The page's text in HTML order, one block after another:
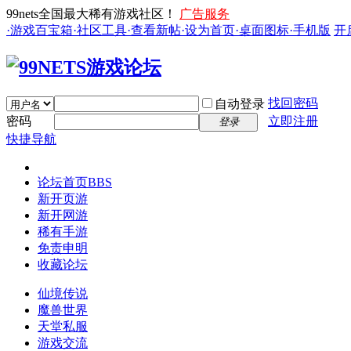
99nets全国最大稀有游戏社区！
广告服务
·游戏百宝箱·社区工具·查看新帖·设为首页·桌面图标·手机版 开
自动登录 找回密码
密码
登录
立即注册
快捷导航
论坛首页BBS
新开页游
新开网游
稀有手游
免责申明
收藏论坛
仙境传说
魔兽世界
天堂私服
游戏交流